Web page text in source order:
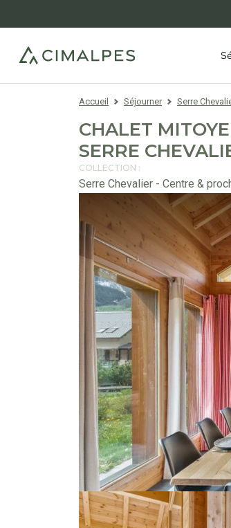
Accueil Séjourner Serre
CHALET
SERRE
COLLECTION :
Serre Chevalier - Centre &